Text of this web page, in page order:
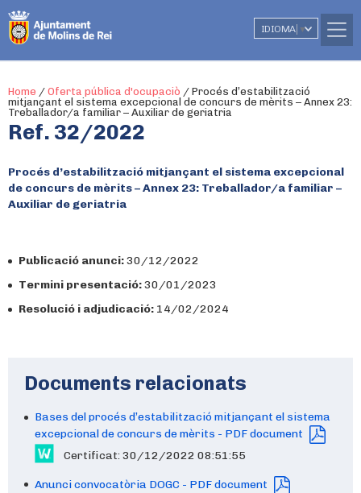
IDIOMA ▼
Home / Oferta pública d'ocupaciò / Procés d’estabilització
mitjançant el sistema excepcional de concurs de mèrits – Annex 23:
Treballador/a familiar – Auxiliar de geriatria
Ref. 32/2022
Procés d’estabilització mitjançant el sistema excepcional
de concurs de mèrits – Annex 23: Treballador/a familiar –
Auxiliar de geriatria
Publicació anunci:30/12/2022
Termini presentació:30/01/2023
Resolució i adjudicació: 14/02/2024
Documents relacionats
Bases del procés d’estabilització mitjançant el sistema
excepcional de concurs de mèrits - PDF document
Certificat: 30/12/2022 08:51:55
Anunci convocatòria DOGC - PDF document